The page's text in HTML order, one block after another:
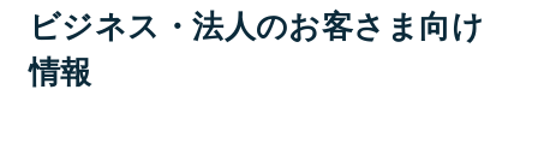
ビジネス・法人のお客さま向け
情報